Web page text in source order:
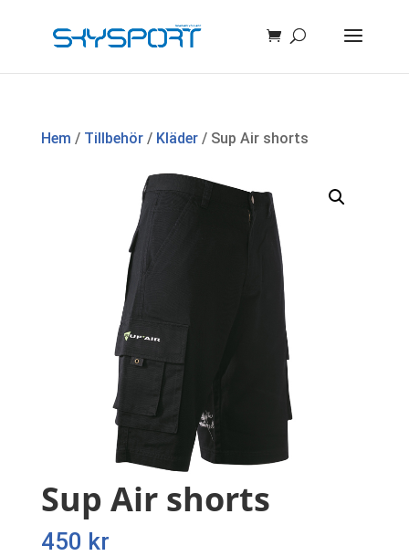
Hem / Tillbehör/ Kläder/ Sup Air shorts
Sup Air shorts
450 kr